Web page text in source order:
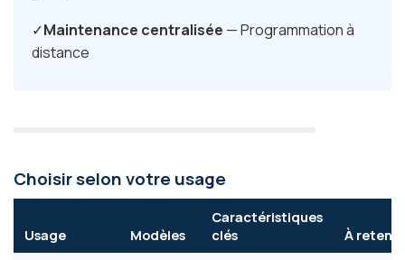
Maintenance centralisée — Programmation à
distance
Choisir selon votre usage
Usage Modèles
Caractéristiques
clés
À retenir